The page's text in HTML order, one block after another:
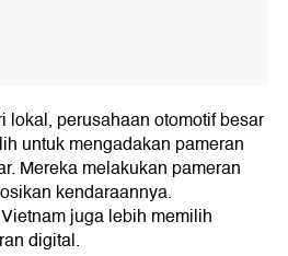
lokal, perusahaan otomotif besar
untuk mengadakan pameran
Mereka melakukan pameran
kendaraannya.
juga lebih memilih
digital.